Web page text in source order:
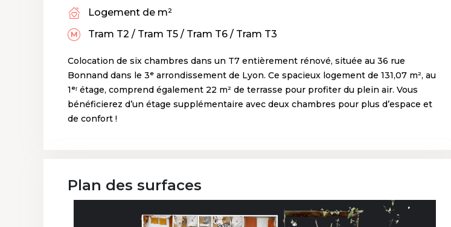
Logement de m²
Tram T2 / Tram T5 / Tram T6 / Tram T3
Colocation de six chambres dans un T7 entièrement rénové, située au 36 rue
Bonnand dans le 3ᵉ arrondissement de Lyon. Ce spacieux logement de 131,07 m², au
1ᵉʳ étage, comprend également 22 m² de terrasse pour profiter du plein air. Vous
bénéficierez d’un étage supplémentaire avec deux chambres pour plus d’espace et
de confort !
Plan des surfaces